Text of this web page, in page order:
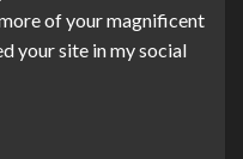
of your magnificent
your site in my social